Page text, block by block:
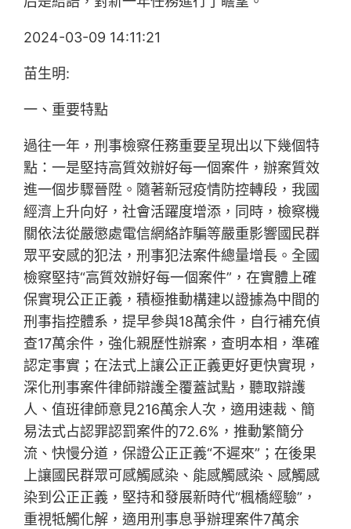
2024-03-09 14:11:21
苗生明:
一、重要特點
過往一年，刑事檢察任務重要呈現出以下幾個特
點：一是堅持高質效辦好每一個案件，辦案質效
進一個步驟晉陞。隨著新冠疫情防控轉段，我國
經濟上升向好，社會活躍度增添，同時，檢察機
關依法從嚴懲處電信網絡詐騙等嚴重影響國民群
眾平安感的犯法，刑事犯法案件總量增長。全國
檢察堅持“高質效辦好每一個案件”，在實體上確
保實現公正正義，積極推動構建以證據為中間的
刑事指控體系，提早參與18萬余件，自行補充偵
查17萬余件，強化親歷性辦案，查明本相，準確
認定事實；在法式上讓公正正義更好更快實現，
深化刑事案件律師辯護全覆蓋試點，聽取辯護
人、值班律師意見216萬余人次，適用速裁、簡
易法式占認罪認罰案件的72.6%，推動繁簡分
流、快慢分道，保證公正正義“不遲來”；在後果
上讓國民群眾可感觸感染、能感觸感染、感觸感
染到公正正義，堅持和發展新時代“楓橋經驗”，
重視牴觸化解，適用刑事息爭辦理案件7萬余